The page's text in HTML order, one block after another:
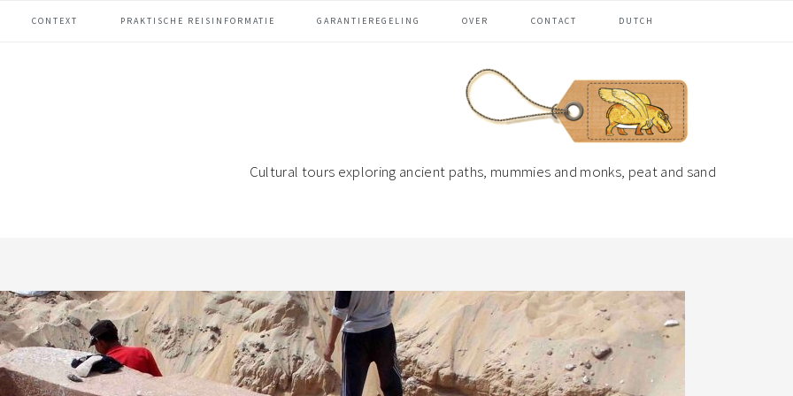
CONTEXT PRAKTISCHE REISINFORMATIE GARANTIEREGELING OVER CONTACT DUTCH
Cultural tours exploring ancient paths, mummies and monks, peat and sand